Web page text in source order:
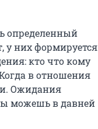
определенный
у них формируется
кто что кому
в отношения
Ожидания
можешь в давней